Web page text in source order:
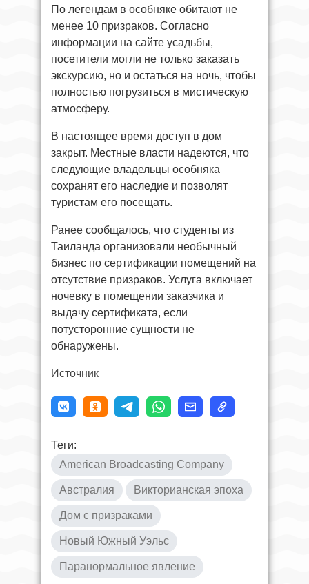
По легендам в особняке обитают не
менее 10 призраков. Согласно
информации на сайте усадьбы,
посетители могли не только заказать
экскурсию, но и остаться на ночь, чтобы
полностью погрузиться в мистическую
атмосферу.
В настоящее время доступ в дом
закрыт. Местные власти надеются, что
следующие владельцы особняка
сохранят его наследие и позволят
туристам его посещать.
Ранее сообщалось, что студенты из
Таиланда организовали необычный
бизнес по сертификации помещений на
отсутствие призраков. Услуга включает
ночевку в помещении заказчика и
выдачу сертификата, если
потусторонние сущности не
обнаружены.
Источник
Теги:
American Broadcasting Company
Австралия Викторианская эпоха
Дом с призраками
Новый Южный Уэльс
Паранормальное явление